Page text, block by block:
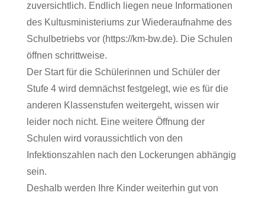
zuversichtlich. Endlich liegen neue Informationen
des Kultusministeriums zur Wiederaufnahme des
Schulbetriebs vor (https://km-bw.de). Die Schulen
öffnen schrittweise.
Der Start für die Schülerinnen und Schüler der
Stufe 4 wird demnächst festgelegt, wie es für die
anderen Klassenstufen weitergeht, wissen wir
leider noch nicht. Eine weitere Öffnung der
Schulen wird voraussichtlich von den
Infektionszahlen nach den Lockerungen abhängig
sein.
Deshalb werden Ihre Kinder weiterhin gut von